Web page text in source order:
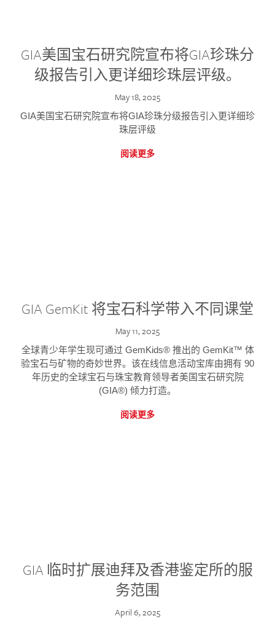
GIA美国宝石研究院宣布将GIA珍珠分
级报告引入更详细珍珠层评级。
May 18, 2025
GIA美国宝石研究院宣布将GIA珍珠分级报告引入更详细珍
珠层评级
阅读更多
GIA GemKit 将宝石科学带入不同课堂
May 11, 2025
全球青少年学生现可通过 GemKids® 推出的 GemKit™ 体
验宝石与矿物的奇妙世界。该在线信息活动宝库由拥有 90
年历史的全球宝石与珠宝教育领导者美国宝石研究院
(GIA®) 倾力打造。
阅读更多
GIA 临时扩展迪拜及香港鉴定所的服
务范围
April 6, 2025